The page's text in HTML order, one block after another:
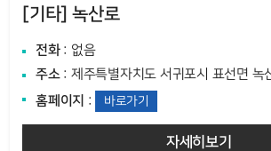
[기타] 녹산로
전화: 없음
주소: 제주특별자치도 서귀포시 표선면
홈페이지 : 바로가기
자세히보기